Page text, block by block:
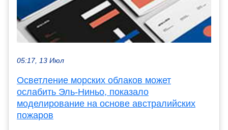
05:17, 13 Июл
Осветление морских облаков может
ослабить Эль-Ниньо, показало
моделирование на основе австралийских
пожаров